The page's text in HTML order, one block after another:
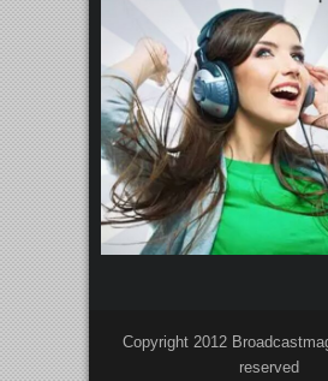
Copyright 2012
reserved